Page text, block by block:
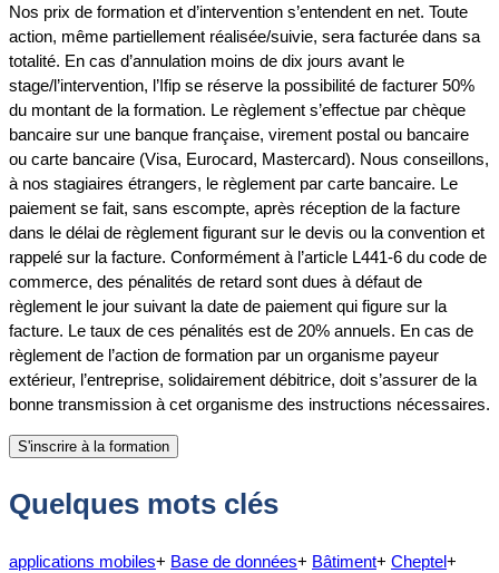
Nos prix de formation et d’intervention s’entendent en net. Toute
action, même partiellement réalisée/suivie, sera facturée dans sa
totalité. En cas d’annulation moins de dix jours avant le
stage/l’intervention, l’Ifip se réserve la possibilité de facturer 50%
du montant de la formation. Le règlement s’effectue par chèque
bancaire sur une banque française, virement postal ou bancaire
ou carte bancaire (Visa, Eurocard, Mastercard). Nous conseillons,
à nos stagiaires étrangers, le règlement par carte bancaire. Le
paiement se fait, sans escompte, après réception de la facture
dans le délai de règlement figurant sur le devis ou la convention et
rappelé sur la facture. Conformément à l’article L441-6 du code de
commerce, des pénalités de retard sont dues à défaut de
règlement le jour suivant la date de paiement qui figure sur la
facture. Le taux de ces pénalités est de 20% annuels. En cas de
règlement de l’action de formation par un organisme payeur
extérieur, l’entreprise, solidairement débitrice, doit s’assurer de la
bonne transmission à cet organisme des instructions nécessaires.
Quelques mots clés
applications mobiles+ Base de données+ Bâtiment+ Cheptel+